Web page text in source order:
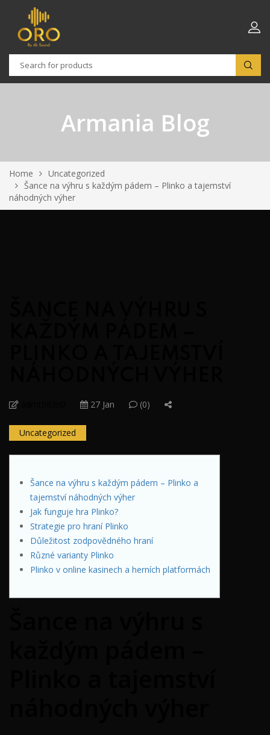
Armania Blog
Home
Uncategorized
Šance na výhru s každým pádem – Plinko a tajemství
náhodných výher
27 Jan (0)
Uncategorized
Šance na výhru s každým pádem – Plinko a
tajemství náhodných výher
Jak funguje hra Plinko?
Strategie pro hraní Plinko
Důležitost zodpovědného hraní
Různé varianty Plinko
Plinko v online kasinech a herních platformách